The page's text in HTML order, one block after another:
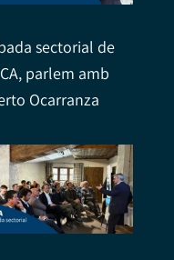
sectorial de
parlem amb
Ocarranza